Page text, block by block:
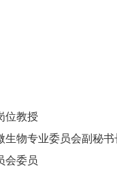
位教授
生物专业委员会副秘书
会委员